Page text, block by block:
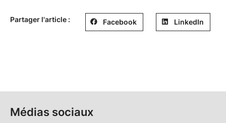
Partager l'article : Facebook LinkedIn
Médias sociaux